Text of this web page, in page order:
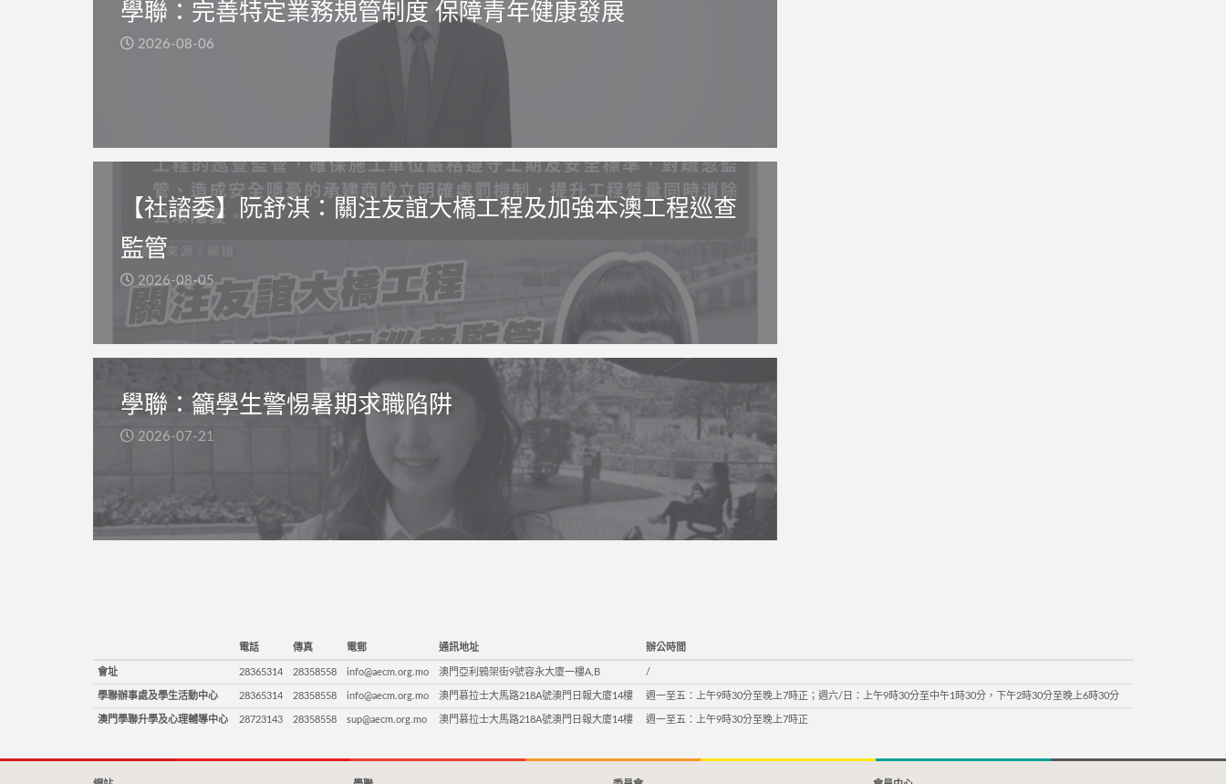
學聯：完善特定業務規管制度 保障青年健康發展
2026-08-06
【社諮委】阮舒淇：關注友誼大橋工程及加強本澳工程巡查
監管
2026-08-05
學聯：籲學生警惕暑期求職陷阱
2026-07-21
電話 傳真 電郵 通訊地址 辦公時間
會址 28365314 28358558 info@aecm.org.mo 澳門亞利鴉架街9號容永大廈一樓A,B /
學聯辦事處及學生活動中心 28365314 28358558 info@aecm.org.mo 澳門慕拉士大馬路218A號澳門日報大廈14樓 週一至五：上午9時30分至晚上7時正；週六/日：上午9時30分至中午1時30分，下午2時30分至晚上6時30分
澳門學聯升學及心理輔導中心 28723143 28358558 sup@aecm.org.mo 澳門慕拉士大馬路218A號澳門日報大廈14樓 週一至五：上午9時30分至晚上7時正